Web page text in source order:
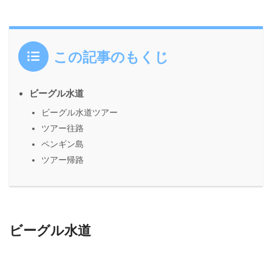
この記事のもくじ
ビーグル水道
ビーグル水道ツアー
ツアー往路
ペンギン島
ツアー帰路
ビーグル水道